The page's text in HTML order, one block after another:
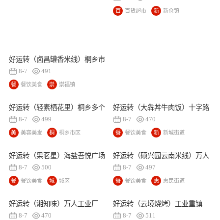
好运转（卤昌罐香米线）桐乡市
崇福房租1333小吃店转让
8-7 491
餐
美
餐饮美食
崇
镇
崇福镇
百
百货超市
新
新仓镇
好运转（轻素栖花里）桐乡多个
小区60㎡美容店、带客整体打包
一起转让
8-7 499
美
美
美容美发
桐
市
桐乡市区
好运转（大犇丼牛肉饭）十字路
口拐角小吃店转让
8-7 470
餐
美
餐饮美食
新
街
新城街道
好运转（果茗星）海盐吾悦广场
房租1916每月奶茶店转让
8-7 500
餐
美
餐饮美食
城
城区
好运转（硕兴园云南米线）万人
工业厂区附近城中村餐饮主街43
平米线店转让
8-7 497
餐
美
餐饮美食
惠
街
惠民街道
好运转（湘知味）万人工业厂
区、城中村开放式小区、180平
8-7 470
好运转（云境烧烤）工业重镇.
凯旋路主街纯一层110㎡烧烤店
8-7 511